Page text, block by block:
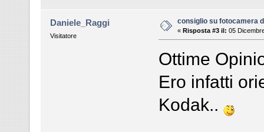
Daniele_Raggi
Visitatore
consiglio su fotocamera
« Risposta #3 il: 05
Ottime
Ero infatti
Kodak..